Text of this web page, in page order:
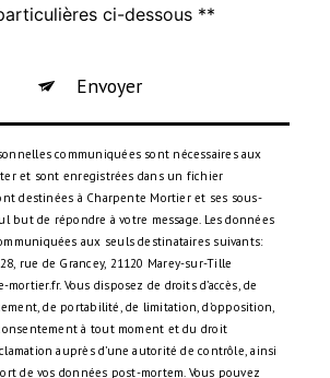
ci-dessous **
Envoyer
communiquées sont nécessaires aux
et sont enregistrées dans un fichier
destinées à Charpente Mortier et ses sous-
but de répondre à votre message. Les données
aux seuls destinataires suivants:
rue de Grancey, 21120 Marey-sur-Tille
Vous disposez de droits d’accès, de
de portabilité, de limitation, d’opposition,
à tout moment et du droit
auprès d’une autorité de contrôle, ainsi
de vos données post-mortem. Vous pouvez